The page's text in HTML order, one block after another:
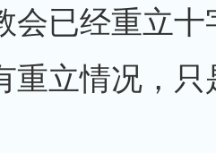
会已经重立十
重立情况，只